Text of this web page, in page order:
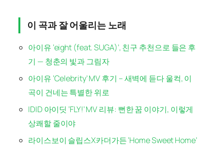
이 곡과 잘 어울리는 노래
아이유 ‘eight (feat. SUGA)’, 친구 추천으로 들은 후
기 — 청춘의 빛과 그림자
아이유 ‘Celebrity’ MV 후기 – 새벽에 듣다 울컥, 이
곡이 건네는 특별한 위로
IDID 아이딧 ‘FLY!’ MV 리뷰: 뻔한 꿈 이야기, 이렇게
상쾌할 줄이야
라이스보이 슬립스X카더가든 ‘Home Sweet Home’